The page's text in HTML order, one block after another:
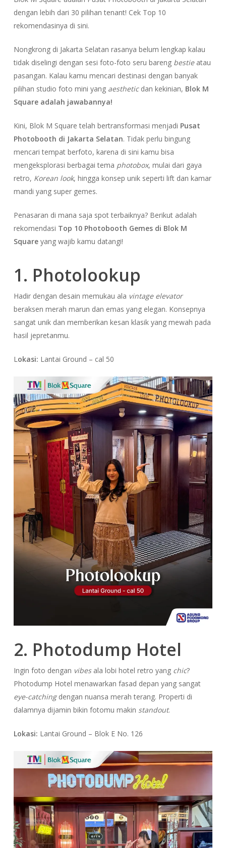
dengan lebih dari 30 pilihan tenant! Cek Top 10
rekomendasinya di sini.
Nongkrong di Jakarta Selatan rasanya belum lengkap kalau
tidak diselingi dengan sesi foto-foto seru bareng bestieatau
pasangan. Kalau kamu mencari destinasi dengan banyak
pilihan studio foto mini yang aestheticdan kekinian, Blok M
Square adalah jawabannya!
Kini, Blok M Square telah bertransformasi menjadi Pusat
Photobooth di Jakarta Selatan. Tidak perlu bingung
mencari tempat berfoto, karena di sini kamu bisa
mengeksplorasi berbagai tema photobox, mulai dari gaya
retro, Korean look, hingga konsep unik seperti lift dan kamar
mandi yang super gemes.
Penasaran di mana saja spot terbaiknya? Berikut adalah
rekomendasi Top 10 Photobooth Gemes di Blok M
Squareyang wajib kamu datangi!
1. Photolookup
Hadir dengan desain memukau ala vintage elevator
beraksen merah marun dan emas yang elegan. Konsepnya
sangat unik dan memberikan kesan klasik yang mewah pada
hasil jepretanmu.
Lokasi: Lantai Ground – cal 50
2. Photodump Hotel
Ingin foto dengan vibesala lobi hotel retro yang chic?
Photodump Hotel menawarkan fasad depan yang sangat
eye-catchingdengan nuansa merah terang. Properti di
dalamnya dijamin bikin fotomu makin standout.
Lokasi: Lantai Ground – Blok E No. 126